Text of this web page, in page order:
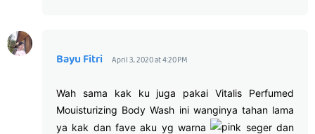
Bayu Fitri April 3, 2020 at 4:20 PM
Wah sama kak ku juga pakai Vitalis Perfumed
Mouisturizing Body Wash ini wanginya tahan lama
ya kak dan fave aku yg warna
k seger dan